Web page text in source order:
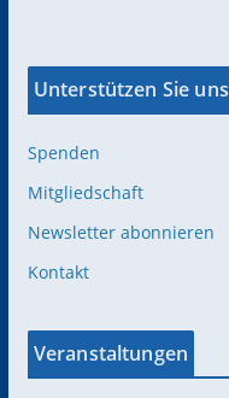
Unterstützen Sie uns
Spenden
Mitgliedschaft
Newsletter abonnieren
Kontakt
Veranstaltungen